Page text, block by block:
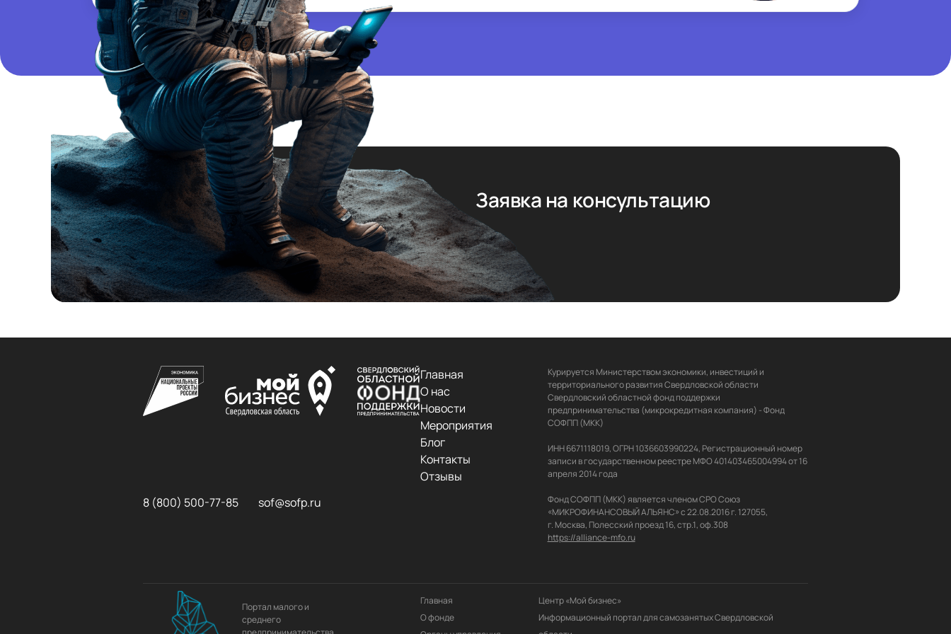
Заявка на консультацию
8 (800) 500-77-85 sof@sofp.ru
Главная
О нас
Новости
Мероприятия
Блог
Контакты
Отзывы
Курируется Министерством экономики, инвестиций и
территориального развития Свердловской области
Свердловский областной фонд поддержки
предпринимательства (микрокредитная компания) - Фонд
СОФПП (МКК)
ИНН 6671118019, ОГРН 1036603990224, Регистрационный номер
записи в государственном реестре МФО 401403465004994 от 16
апреля 2014 года
Фонд СОФПП (МКК) является членом СРО Союз
«МИКРОФИНАНСОВЫЙ АЛЬЯНС» с 22.08.2016 г. 127055,
г. Москва, Полесский проезд 16, стр.1, оф.308
https://alliance-mfo.ru
Портал малого и
среднего
Главная
О фонде
Центр «Мой бизнес»
Информационный портал для самозанятых Свердловской